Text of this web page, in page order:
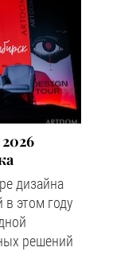
дизайна
этом году
решений